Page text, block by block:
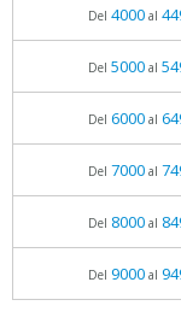
Del 4000al
Del 5000al
Del 6000al
Del 7000al
Del 8000al
Del 9000al